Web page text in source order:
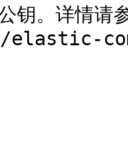
公钥。详情
elastic-